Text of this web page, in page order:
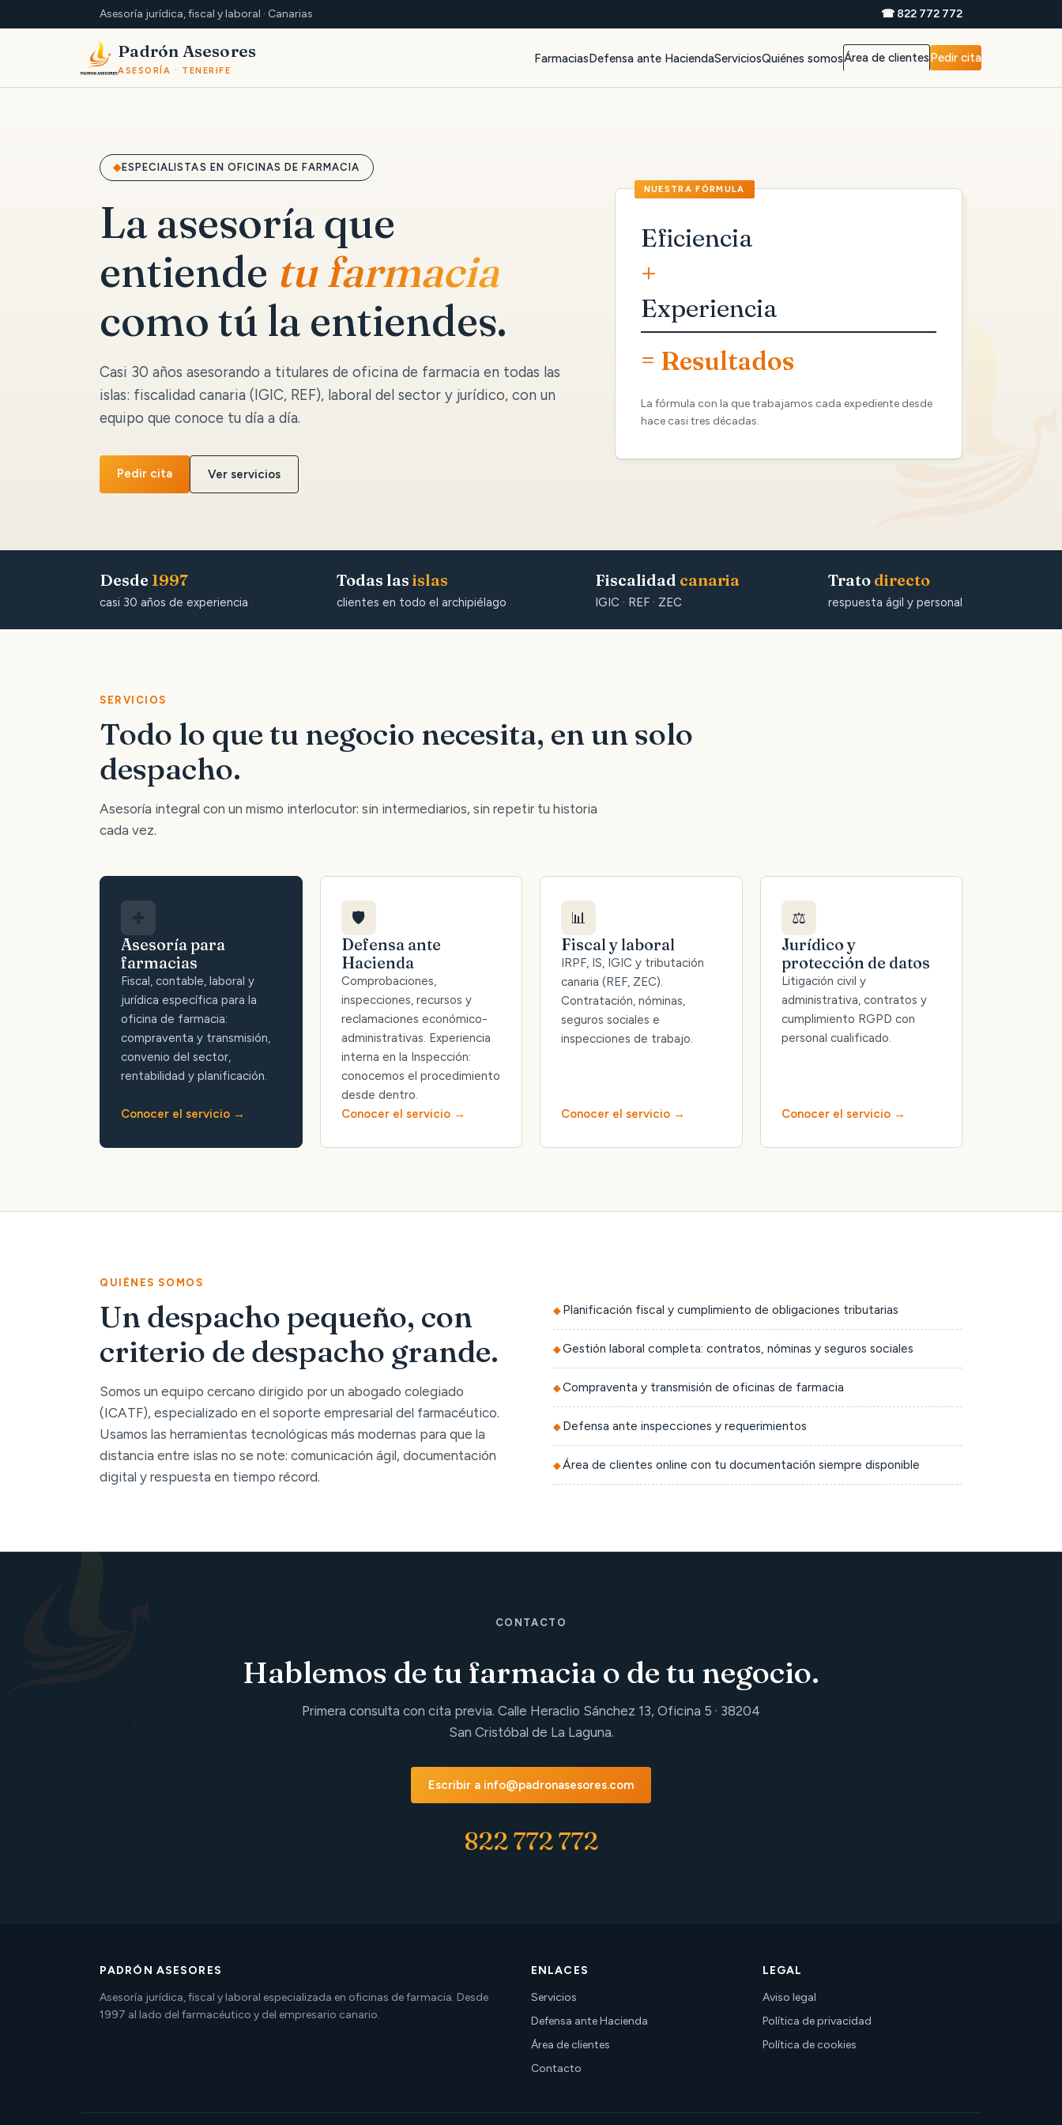
Asesoría jurídica, fiscal y laboral · Canarias ☎ 822 772 772
Padrón Asesores
ASESORÍA · TENERIFE
FarmaciasDefensa ante HaciendaServiciosQuiénes somosÁrea de clientesPedir cita
ESPECIALISTAS EN OFICINAS DE FARMACIA
La asesoría que
entiende tu farmacia
como tú la entiendes.
Casi 30 años asesorando a titulares de oficina de farmacia en todas las
islas: fiscalidad canaria (IGIC, REF), laboral del sector y jurídico, con un
equipo que conoce tu día a día.
Pedir cita Ver servicios
Eficiencia
+
Experiencia
= Resultados
La fórmula con la que trabajamos cada expediente desde
hace casi tres décadas.
Desde 1997
casi 30 años de experiencia
Todas las islas
clientes en todo el archipiélago
Fiscalidad canaria
IGIC · REF · ZEC
Trato directo
respuesta ágil y personal
SERVICIOS
Todo lo que tu negocio necesita, en un solo
despacho.
Asesoría integral con un mismo interlocutor: sin intermediarios, sin repetir tu historia
cada vez.
Asesoría para
farmacias
Fiscal, contable, laboral y
jurídica específica para la
oficina de farmacia:
compraventa y transmisión,
convenio del sector,
rentabilidad y planificación.
Conocer el servicio
🛡️
Defensa ante
Hacienda
Comprobaciones,
inspecciones, recursos y
reclamaciones económico-
administrativas. Experiencia
interna en la Inspección:
conocemos el procedimiento
desde dentro.
Conocer el servicio
📊
Fiscal y laboral
IRPF, IS, IGIC y tributación
canaria (REF, ZEC).
Contratación, nóminas,
seguros sociales e
inspecciones de trabajo.
Conocer el servicio
⚖️
Jurídico y
protección de datos
Litigación civil y
administrativa, contratos y
cumplimiento RGPD con
personal cualificado.
Conocer el servicio
QUIÉNES SOMOS
Un despacho pequeño, con
criterio de despacho grande.
Somos un equipo cercano dirigido por un abogado colegiado
(ICATF), especializado en el soporte empresarial del farmacéutico.
Usamos las herramientas tecnológicas más modernas para que la
distancia entre islas no se note: comunicación ágil, documentación
digital y respuesta en tiempo récord.
Planificación fiscal y cumplimiento de obligaciones tributarias
Gestión laboral completa: contratos, nóminas y seguros sociales
Compraventa y transmisión de oficinas de farmacia
Defensa ante inspecciones y requerimientos
Área de clientes online con tu documentación siempre disponible
CONTACTO
Hablemos de tu farmacia o de tu negocio.
Primera consulta con cita previa. Calle Heraclio Sánchez 13, Oficina 5 · 38204
San Cristóbal de La Laguna.
Escribir a info@padronasesores.com
822 772 772
PADRÓN ASESORES
Asesoría jurídica, fiscal y laboral especializada en oficinas de farmacia. Desde
1997 al lado del farmacéutico y del empresario canario.
ENLACES
Servicios
Defensa ante Hacienda
Área de clientes
Contacto
LEGAL
Aviso legal
Política de privacidad
Política de cookies